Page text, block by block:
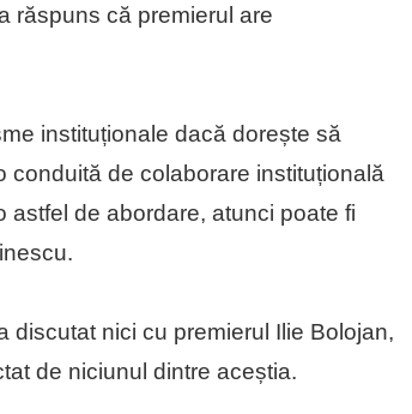
răspuns că premierul are
instituționale dacă dorește să
conduită de colaborare instituțională
de abordare, atunci poate fi
discutat nici cu premierul Ilie Bolojan,
de niciunul dintre aceștia.